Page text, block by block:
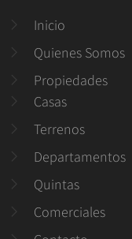
Inicio
Quienes Somos
Propiedades
Casas
Terrenos
Departamentos
Quintas
Comerciales